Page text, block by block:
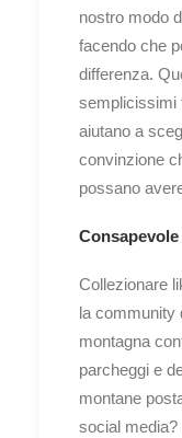
nostro modo
facendo che
differenza.
semplicissimi
aiutano a
convinzione
possano
Collezionare
la community
montagna
parcheggi e
montane
social